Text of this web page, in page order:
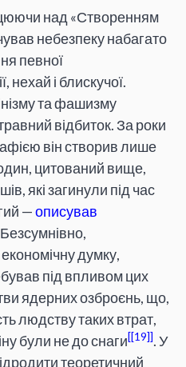
над «Створенням
небезпеку набагато
певної
нехай і блискучої.
та фашизму
відбиток. За роки
він створив лише
цитований вище,
які загинули під час
—описував
думку,
під впливом цих
ядерних озброєнь, що,
людству таких втрат,
були не до снаги [19] . У
теоретичний